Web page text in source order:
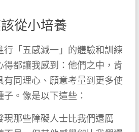
從小培養
行「五感減一」的體驗和訓練
得都讓我感到：他們之中，肯
有同理心、願意考量到更多使
。像是以下這些：
現那些障礙人士比我們還厲